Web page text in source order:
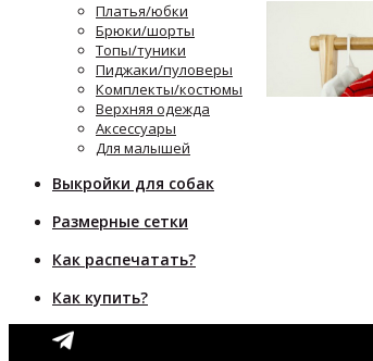
Платья/юбки
Брюки/шорты
Топы/туники
Пиджаки/пуловеры
Комплекты/костюмы
Верхняя одежда
Аксессуары
Для малышей
Выкройки для собак
Размерные сетки
Как распечатать?
Как купить?